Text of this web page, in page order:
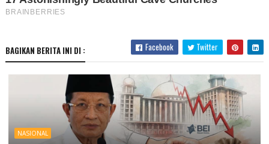
BAGIKAN BERITA INI DI : Facebook Twitter
NASIONAL